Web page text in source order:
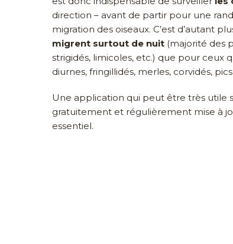
direction – avant de partir pour une
migration des oiseaux. C’est d’autant
migrent surtout de nuit (majorité des
strigidés, limicoles, etc.) que pour ceux
diurnes, fringillidés, merles, corvidés,
Une application qui peut être très utile
gratuitement et régulièrement mise à
essentiel.